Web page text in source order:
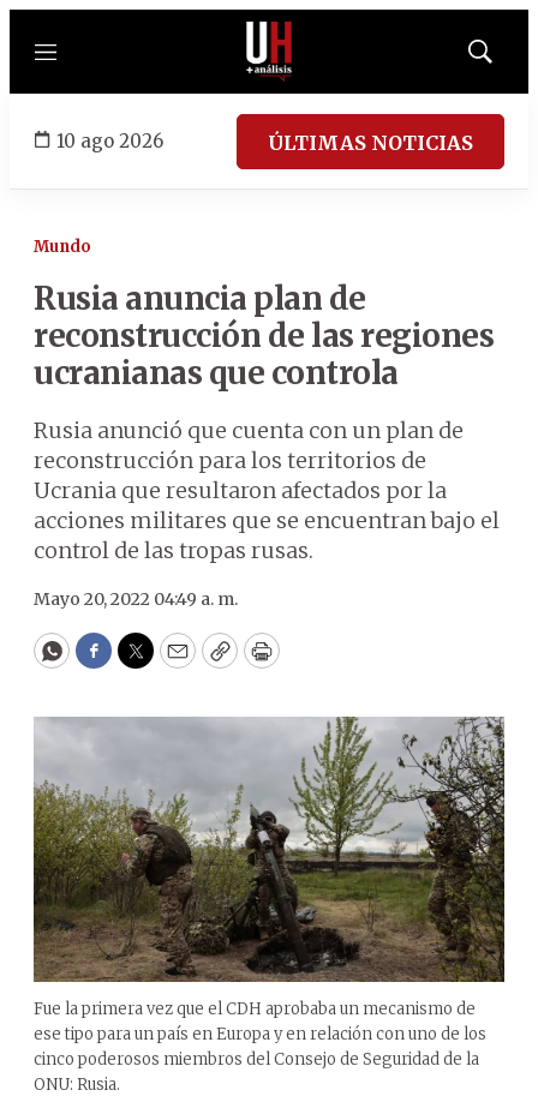
Menú
Mostrar
10 ago 2026 ÚLTIMAS NOTICIAS
Mundo
Rusia anuncia plan de
reconstrucción de las regiones
ucranianas que controla
Rusia anunció que cuenta con un plan de
reconstrucción para los territorios de
Ucrania que resultaron afectados por la
acciones militares que se encuentran bajo el
control de las tropas rusas.
Mayo 20, 2022 04:49 a. m.
WhatsApp
Facebook
Twitter
EmailCopyPrint
Fue la primera vez que el CDH aprobaba un mecanismo de
ese tipo para un país en Europa y en relación con uno de los
cinco poderosos miembros del Consejo de Seguridad de la
ONU: Rusia.